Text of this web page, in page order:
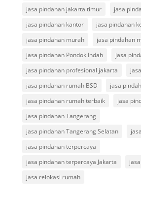
jasa pindahan jakarta timur
jasa
jasa pindahan kantor
jasa pindahan
jasa pindahan murah
jasa pindahan
jasa pindahan Pondok Indah
jasa
jasa pindahan profesional jakarta
jasa pindahan rumah BSD
jasa
jasa pindahan rumah terbaik
jasa
jasa pindahan Tangerang
jasa pindahan Tangerang Selatan
jasa pindahan terpercaya
jasa pindahan terpercaya Jakarta
jasa relokasi rumah